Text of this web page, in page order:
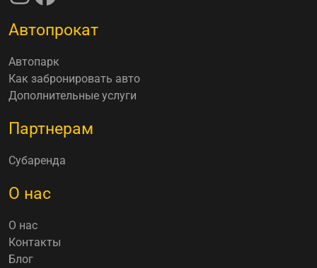
Автопрокат
Автопарк
Как забронировать авто
Дополнительные услуги
Партнерам
Субаренда
О нас
О нас
Контакты
Блог